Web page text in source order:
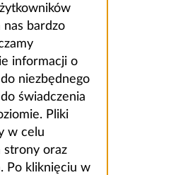
nas bardzo
informacji o
niezbędnego
świadczenia
Pliki
w celu
strony oraz
Po kliknięciu w